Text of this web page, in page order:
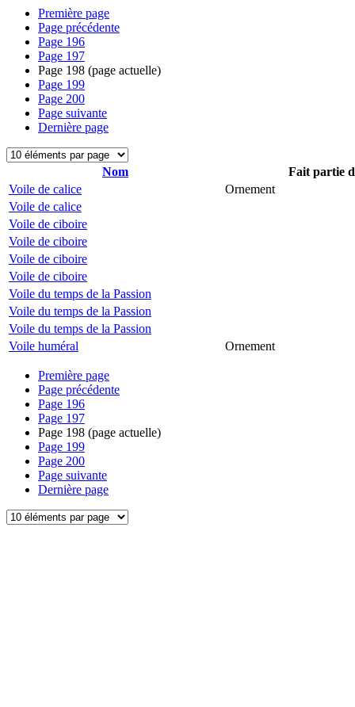
Première page
Page précédente
Page 196
Page 197
Page 198 (page actuelle)
Page 199
Page 200
Page suivante
Dernière page
Nom
Fait partie
Voile de calice
Ornement
Voile de calice
Voile de ciboire
Voile de ciboire
Voile de ciboire
Voile de ciboire
Voile du temps de la Passion
Voile du temps de la Passion
Voile du temps de la Passion
Voile huméral
Ornement
Première page
Page précédente
Page 196
Page 197
Page 198 (page actuelle)
Page 199
Page 200
Page suivante
Dernière page